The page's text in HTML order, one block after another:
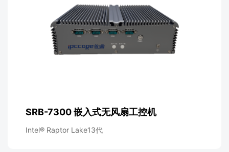
SRB-7300 嵌入式无风扇工控机
Intel® Raptor Lake13代